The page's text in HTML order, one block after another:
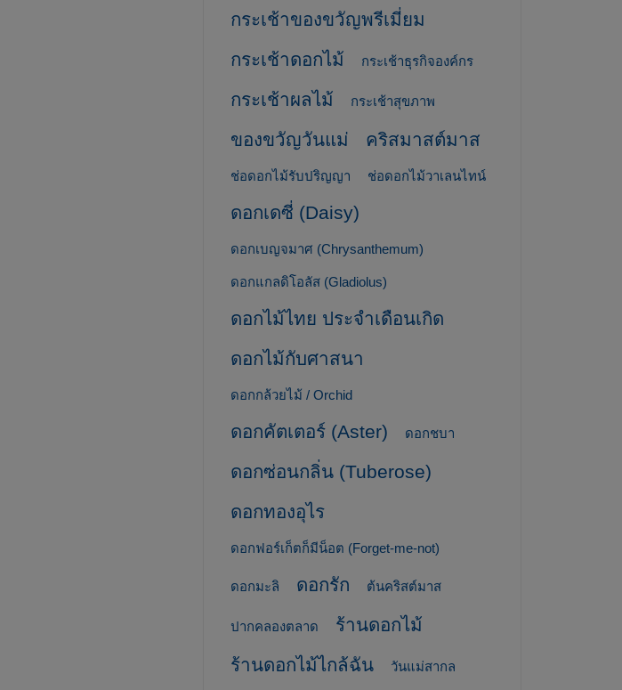
กระเช้าของขวัญพรีเมี่ยม
กระเช้าดอกไม้
กระเช้าธุรกิจองค์กร
กระเช้าผลไม้ กระเช้าสุขภาพ
ของขวัญวันแม่ คริสมาสต์มาส
ช่อดอกไม้รับปริญญา ช่อดอกไม้วาเลนไทน์
ดอกเดซี่ (Daisy)
ดอกเบญจมาศ (Chrysanthemum)
ดอกแกลดิโอลัส (Gladiolus)
ดอกไม้ไทย ประจำเดือนเกิด
ดอกไม้กับศาสนา
ดอกกล้วยไม้ / Orchid
ดอกคัตเตอร์ (Aster) ดอกชบา
ดอกซ่อนกลิ่น (Tuberose)
ดอกทองอุไร
ดอกฟอร์เก็ตก็มีน็อต (Forget-me-not)
ดอกมะลิ ดอกรัก ต้นคริสต์มาส
ปากคลองตลาด
ร้านดอกไม้
ร้านดอกไม้ไกล้ฉัน
วันแม่สากล